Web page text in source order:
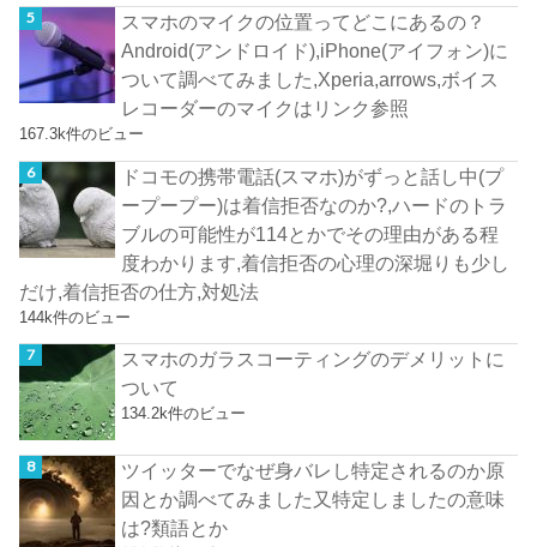
スマホのマイクの位置ってどこにあるの？
Android(アンドロイド),iPhone(アイフォン)に
ついて調べてみました,Xperia,arrows,ボイス
レコーダーのマイクはリンク参照
167.3k件のビュー
ドコモの携帯電話(スマホ)がずっと話し中(プ
ープープー)は着信拒否なのか?,ハードのトラ
ブルの可能性が114とかでその理由がある程
度わかります,着信拒否の心理の深堀りも少し
だけ,着信拒否の仕方,対処法
144k件のビュー
スマホのガラスコーティングのデメリットに
ついて
134.2k件のビュー
ツイッターでなぜ身バレし特定されるのか原
因とか調べてみました又特定しましたの意味
は?類語とか